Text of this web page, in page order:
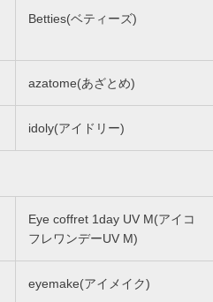
Betties(ベティーズ)
azatome(あざとめ)
idoly(アイドリー)
Eye coffret 1day UV M(アイコ
フレワンデーUV M)
eyemake(アイメイク)